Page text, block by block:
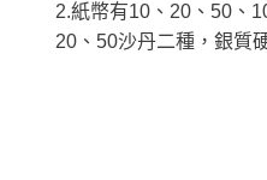
2.紙幣有10、20、50、
20、50沙丹二種，銀質